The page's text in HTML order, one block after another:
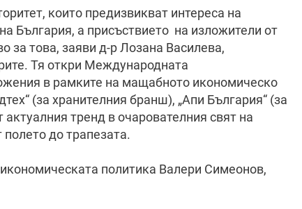
които предизвикват интереса на
България, а присъствието на изложители от
за това, заяви д-р Лозана Василева,
Тя откри Международната
в рамките на мащабното икономическо
(за хранителния бранш), „Апи България“ (за
тренд в очарователния свят на
до трапезата.
политика Валери Симеонов,